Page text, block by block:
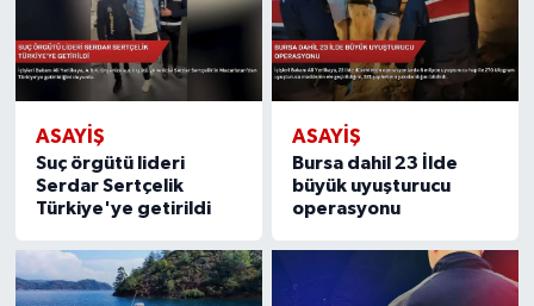
ASAYIŞ
Suç örgütü lideri
Serdar Sertçelik
Türkiye'ye getirildi
ASAYIŞ
Bursa dahil 23 İlde
büyük uyuşturucu
operasyonu